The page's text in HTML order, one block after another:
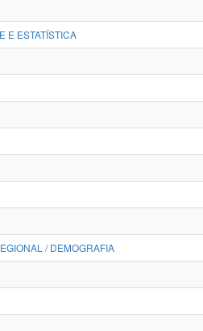
E ESTATÍSTICA
/ DEMOGRAFIA